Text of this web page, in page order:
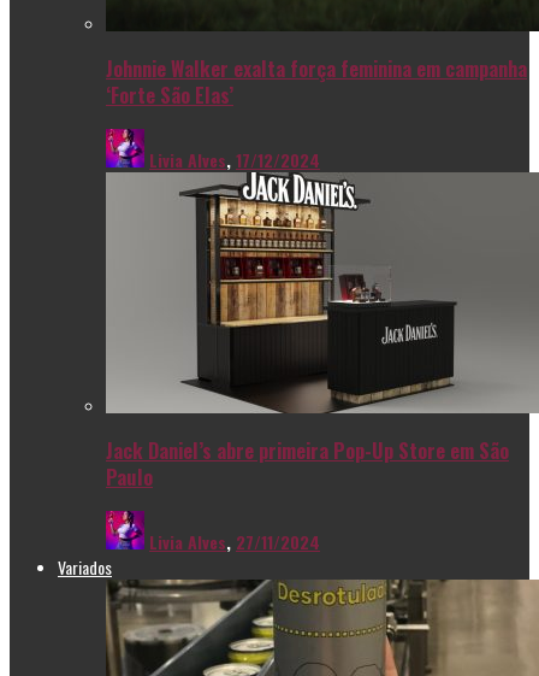
Johnnie Walker exalta força feminina em campanha
‘Forte São Elas’
Livia Alves,17/12/2024
Jack Daniel’s abre primeira Pop-Up Store em São
Paulo
Livia Alves, 27/11/2024
Variados